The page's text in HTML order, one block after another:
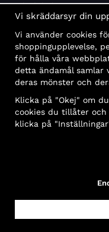
Psykisk hälsa
Brandskydd
MÅLGRUPPER
Offentlig sektor och
Privatpersoner
Faktura
Copyright© 2026
Vi skräddarsyr din
Vi använder cookies
shoppingupplevelse,
för hålla våra
detta ändamål samlar
deras mönster och
Klicka på "Okej" om
cookies du tillåter och
klicka på